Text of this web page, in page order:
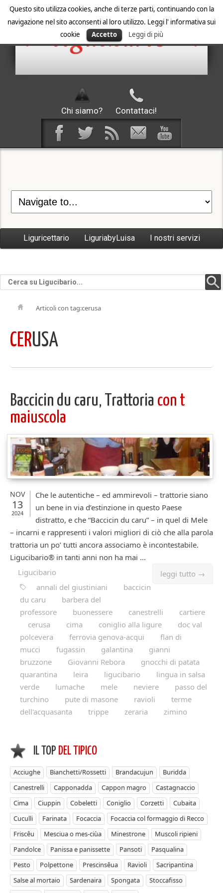
Questo sito utilizza cookies, anche di terze parti, continuando con la
navigazione nel sito acconsenti al loro utilizzo. Leggi l' informativa sui
cookie
Accetto Leggi di più
Chi siamo? Contattaci!
Liguricettario LiguriabyLuisa I nostri servizi
Articoli con tag:cerusa
CERUSA
Baccicin du caru, Trattoria con t
maiuscola
NOV
13
2024
Che le autentiche – ed ammirevoli – trattorie siano
un bene in via d’estinzione in questo Paese
distratto, e che “Baccicin du caru” – in quel di Mele
– incarni e rappresenti i valori migliori di ciò che alla parola
trattoria un po’ tutti ancora associamo è incontestabile.
Ligucibario® in tanti anni non ha mai ...
leggi tutto →
Ligucibario
annali del giustiniani
baccicin
du caru
barbera del
professore
buonessere canestrelli
cartiere
cerusa
cima coniglio alla ligure
doc val
polcevera
ferrovia genova-acqui
flan di
mucci
fugassin galantina
gianni
bruzzone
Giovanni Rebora
gnocchi di patata
quarantina
leira ligucibario
lingua in salsa
verde
lumache mele neviere
passo del
turchino
pute di masone ravioli
terme
dell'acquasanta
trippe zeraria zimino
IL TOP DEL TIPICO
Acciughe Bianchetti/Rossetti Brandacujun
Buridda
Canestrelli
Capponadda Cappon magro
Castagnaccio
Cima
Ciuppin Cobeletti Coniglio Corzetti
Cubaita
Cuculli
Farinata Focaccia
Focaccia col formaggio di Recco
Friscêu
Mesciua o mes-ciùa Minestrone
Muscoli ripieni
Pandolce
Panissa e panissette Pansoti
Pasqualina
Pesto
Polpettone Prescinsêua Ravioli
Sacripantina
Salse al mortaio
Sardenaira Spongata
Stoccafisso